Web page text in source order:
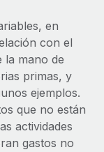
equitativo
Tardas
en
con el
la mano de
primas, y
ejemplos.
que no están
actividades
gastos no